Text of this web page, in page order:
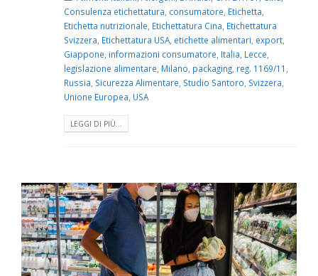
Consulenza etichettatura consumatore Etichetta
Etichetta nutrizionale Etichettatura Cina Etichettatura
Svizzera Etichettatura USA etichette alimentari export
Giappone informazioni consumatore Italia Lecce
legislazione alimentare Milano packaging reg. 1169/11
Russia Sicurezza Alimentare Studio Santoro Svizzera
Unione Europea USA
LEGGI DI PIÙ...